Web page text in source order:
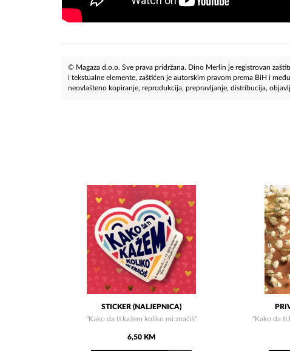
© Magaza d.o.o. Sve prava pridržana. Dino Merlin je registrovan
i tekstualne elemente, zaštićen je autorskim pravom prema BiH i
neovlašteno kopiranje, reprodukcija, prepravljanje, distribucija,
STICKER (NALJEPNICA)
"Kako da ti kažem koliko mi značiš"
6,50 KM
"Kako da ti